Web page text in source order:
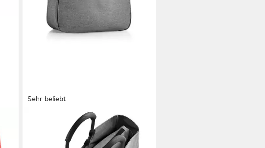
Sehr beliebt
Einkaufsshopper loopshopper M, 12 l,
Herausnehmbare Innentasche,